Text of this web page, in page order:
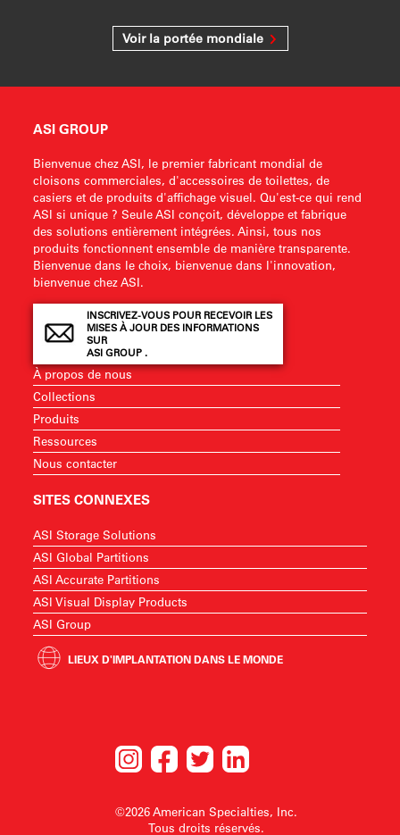
Voir la portée mondiale
ASI GROUP
Bienvenue chez ASI, le premier fabricant mondial de
cloisons commerciales, d'accessoires de toilettes, de
casiers et de produits d'affichage visuel. Qu'est-ce qui rend
ASI si unique ? Seule ASI conçoit, développe et fabrique
des solutions entièrement intégrées. Ainsi, tous nos
produits fonctionnent ensemble de manière transparente.
Bienvenue dans le choix, bienvenue dans l'innovation,
bienvenue chez ASI.
INSCRIVEZ-VOUS POUR RECEVOIR LES
MISES À JOUR DES INFORMATIONS
SUR
ASI GROUP .
À propos de nous
Collections
Produits
Ressources
Nous contacter
SITES CONNEXES
ASI Storage Solutions
ASI Global Partitions
ASI Accurate Partitions
ASI Visual Display Products
ASI Group
LIEUX D'IMPLANTATION DANS LE MONDE
©2026 American Specialties, Inc.
Tous droits réservés.